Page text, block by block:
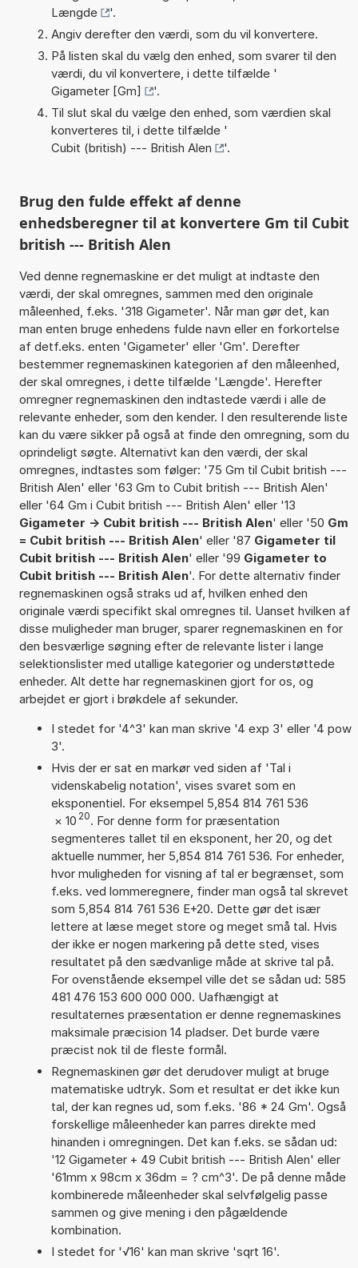
Længde
'.
Angiv derefter den værdi, som du vil konvertere.
På listen skal du vælg den enhed, som svarer til den
værdi, du vil konvertere, i dette tilfælde '
Gigameter [Gm]
'.
Til slut skal du vælge den enhed, som værdien skal
konverteres til, i dette tilfælde '
Cubit (british) --- British Alen
'.
Brug den fulde effekt af denne
enhedsberegner til at konvertere Gm til Cubit
british --- British Alen
Ved denne regnemaskine er det muligt at indtaste den
værdi, der skal omregnes, sammen med den originale
måleenhed, f.eks. '318 Gigameter'. Når man gør det, kan
man enten bruge enhedens fulde navn eller en forkortelse
af detf.eks. enten 'Gigameter' eller 'Gm'. Derefter
bestemmer regnemaskinen kategorien af den måleenhed,
der skal omregnes, i dette tilfælde 'Længde'. Herefter
omregner regnemaskinen den indtastede værdi i alle de
relevante enheder, som den kender. I den resulterende liste
kan du være sikker på også at finde den omregning, som du
oprindeligt søgte. Alternativt kan den værdi, der skal
omregnes, indtastes som følger: '75 Gm til Cubit british ---
British Alen' eller '63 Gm to Cubit british --- British Alen'
eller '64 Gm i Cubit british --- British Alen' eller '13
Gigameter -> Cubit british --- British Alen' eller '50 Gm
= Cubit british --- British Alen' eller '87 Gigameter til
Cubit british --- British Alen' eller '99 Gigameter to
Cubit british --- British Alen'. For dette alternativ finder
regnemaskinen også straks ud af, hvilken enhed den
originale værdi specifikt skal omregnes til. Uanset hvilken af
disse muligheder man bruger, sparer regnemaskinen en for
den besværlige søgning efter de relevante lister i lange
selektionslister med utallige kategorier og understøttede
enheder. Alt dette har regnemaskinen gjort for os, og
arbejdet er gjort i brøkdele af sekunder.
I stedet for '4^3' kan man skrive '4 exp 3' eller '4 pow
3'.
Hvis der er sat en markør ved siden af 'Tal i
videnskabelig notation', vises svaret som en
eksponentiel. For eksempel 5,854 814 761 536
× 10 20. For denne form for præsentation
segmenteres tallet til en eksponent, her 20, og det
aktuelle nummer, her 5,854 814 761 536. For enheder,
hvor muligheden for visning af tal er begrænset, som
f.eks. ved lommeregnere, finder man også tal skrevet
som 5,854 814 761 536 E+20. Dette gør det især
lettere at læse meget store og meget små tal. Hvis
der ikke er nogen markering på dette sted, vises
resultatet på den sædvanlige måde at skrive tal på.
For ovenstående eksempel ville det se sådan ud: 585
481 476 153 600 000 000. Uafhængigt at
resultaternes præsentation er denne regnemaskines
maksimale præcision 14 pladser. Det burde være
præcist nok til de fleste formål.
Regnemaskinen gør det derudover muligt at bruge
matematiske udtryk. Som et resultat er det ikke kun
tal, der kan regnes ud, som f.eks. '86 * 24 Gm'. Også
forskellige måleenheder kan parres direkte med
hinanden i omregningen. Det kan f.eks. se sådan ud:
'12 Gigameter + 49 Cubit british --- British Alen' eller
'61mm x 98cm x 36dm = ? cm^3'. De på denne måde
kombinerede måleenheder skal selvfølgelig passe
sammen og give mening i den pågældende
kombination.
I stedet for '√16' kan man skrive 'sqrt 16'.